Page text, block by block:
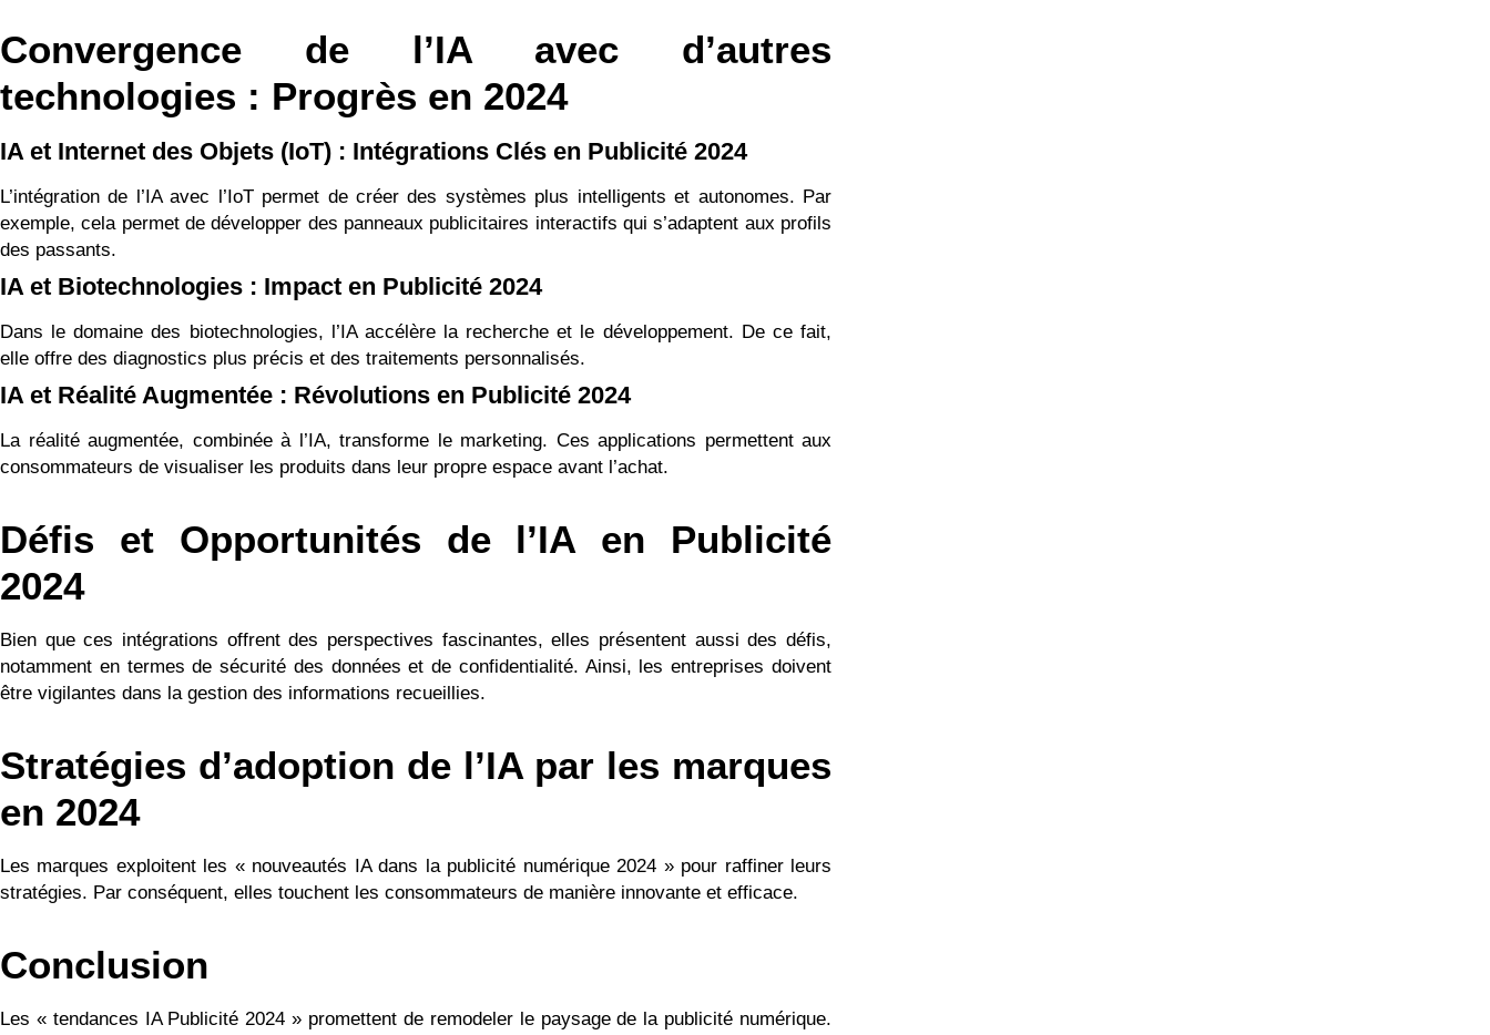
Convergence de l’IA avec d’autres
technologies : Progrès en 2024
IA et Internet des Objets (IoT) : Intégrations Clés en Publicité 2024
L’intégration de l’IA avec l’IoT permet de créer des systèmes plus intelligents et autonomes. Par
exemple, cela permet de développer des panneaux publicitaires interactifs qui s’adaptent aux profils
des passants.
IA et Biotechnologies : Impact en Publicité 2024
Dans le domaine des biotechnologies, l’IA accélère la recherche et le développement. De ce fait,
elle offre des diagnostics plus précis et des traitements personnalisés.
IA et Réalité Augmentée : Révolutions en Publicité 2024
La réalité augmentée, combinée à l’IA, transforme le marketing. Ces applications permettent aux
consommateurs de visualiser les produits dans leur propre espace avant l’achat.
Défis et Opportunités de l’IA en Publicité
2024
Bien que ces intégrations offrent des perspectives fascinantes, elles présentent aussi des défis,
notamment en termes de sécurité des données et de confidentialité. Ainsi, les entreprises doivent
être vigilantes dans la gestion des informations recueillies.
Stratégies d’adoption de l’IA par les marques
en 2024
Les marques exploitent les « nouveautés IA dans la publicité numérique 2024 » pour raffiner leurs
stratégies. Par conséquent, elles touchent les consommateurs de manière innovante et efficace.
Conclusion
Les « tendances IA Publicité 2024 » promettent de remodeler le paysage de la publicité numérique.